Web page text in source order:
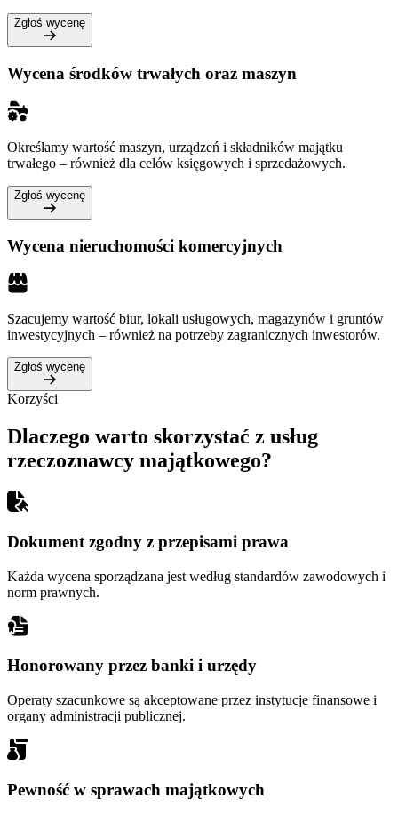
Zgłoś wycenę
Wycena środków trwałych oraz maszyn
Określamy wartość maszyn, urządzeń i składników majątku
trwałego – również dla celów księgowych i sprzedażowych.
Zgłoś wycenę
Wycena nieruchomości komercyjnych
Szacujemy wartość biur, lokali usługowych, magazynów i gruntów
inwestycyjnych – również na potrzeby zagranicznych inwestorów.
Zgłoś wycenę
Korzyści
Dlaczego warto skorzystać z usług
rzeczoznawcy majątkowego?
Dokument zgodny z przepisami prawa
Każda wycena sporządzana jest według standardów zawodowych i
norm prawnych.
Honorowany przez banki i urzędy
Operaty szacunkowe są akceptowane przez instytucje finansowe i
organy administracji publicznej.
Pewność w sprawach majątkowych